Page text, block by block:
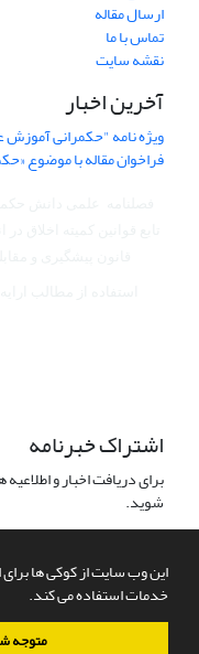
این وب سایت از کوکی ها برای
خدمات استفاده می کند.
متوجه
ارسال مقاله
تماس با ما
نقشه سایت
آخرین اخبار
ویژه نامه "حکمرانی آموزش
فراخوان مقاله با موضوع
اشتراک خبرنامه
برای دریافت اخبار و
شوید.